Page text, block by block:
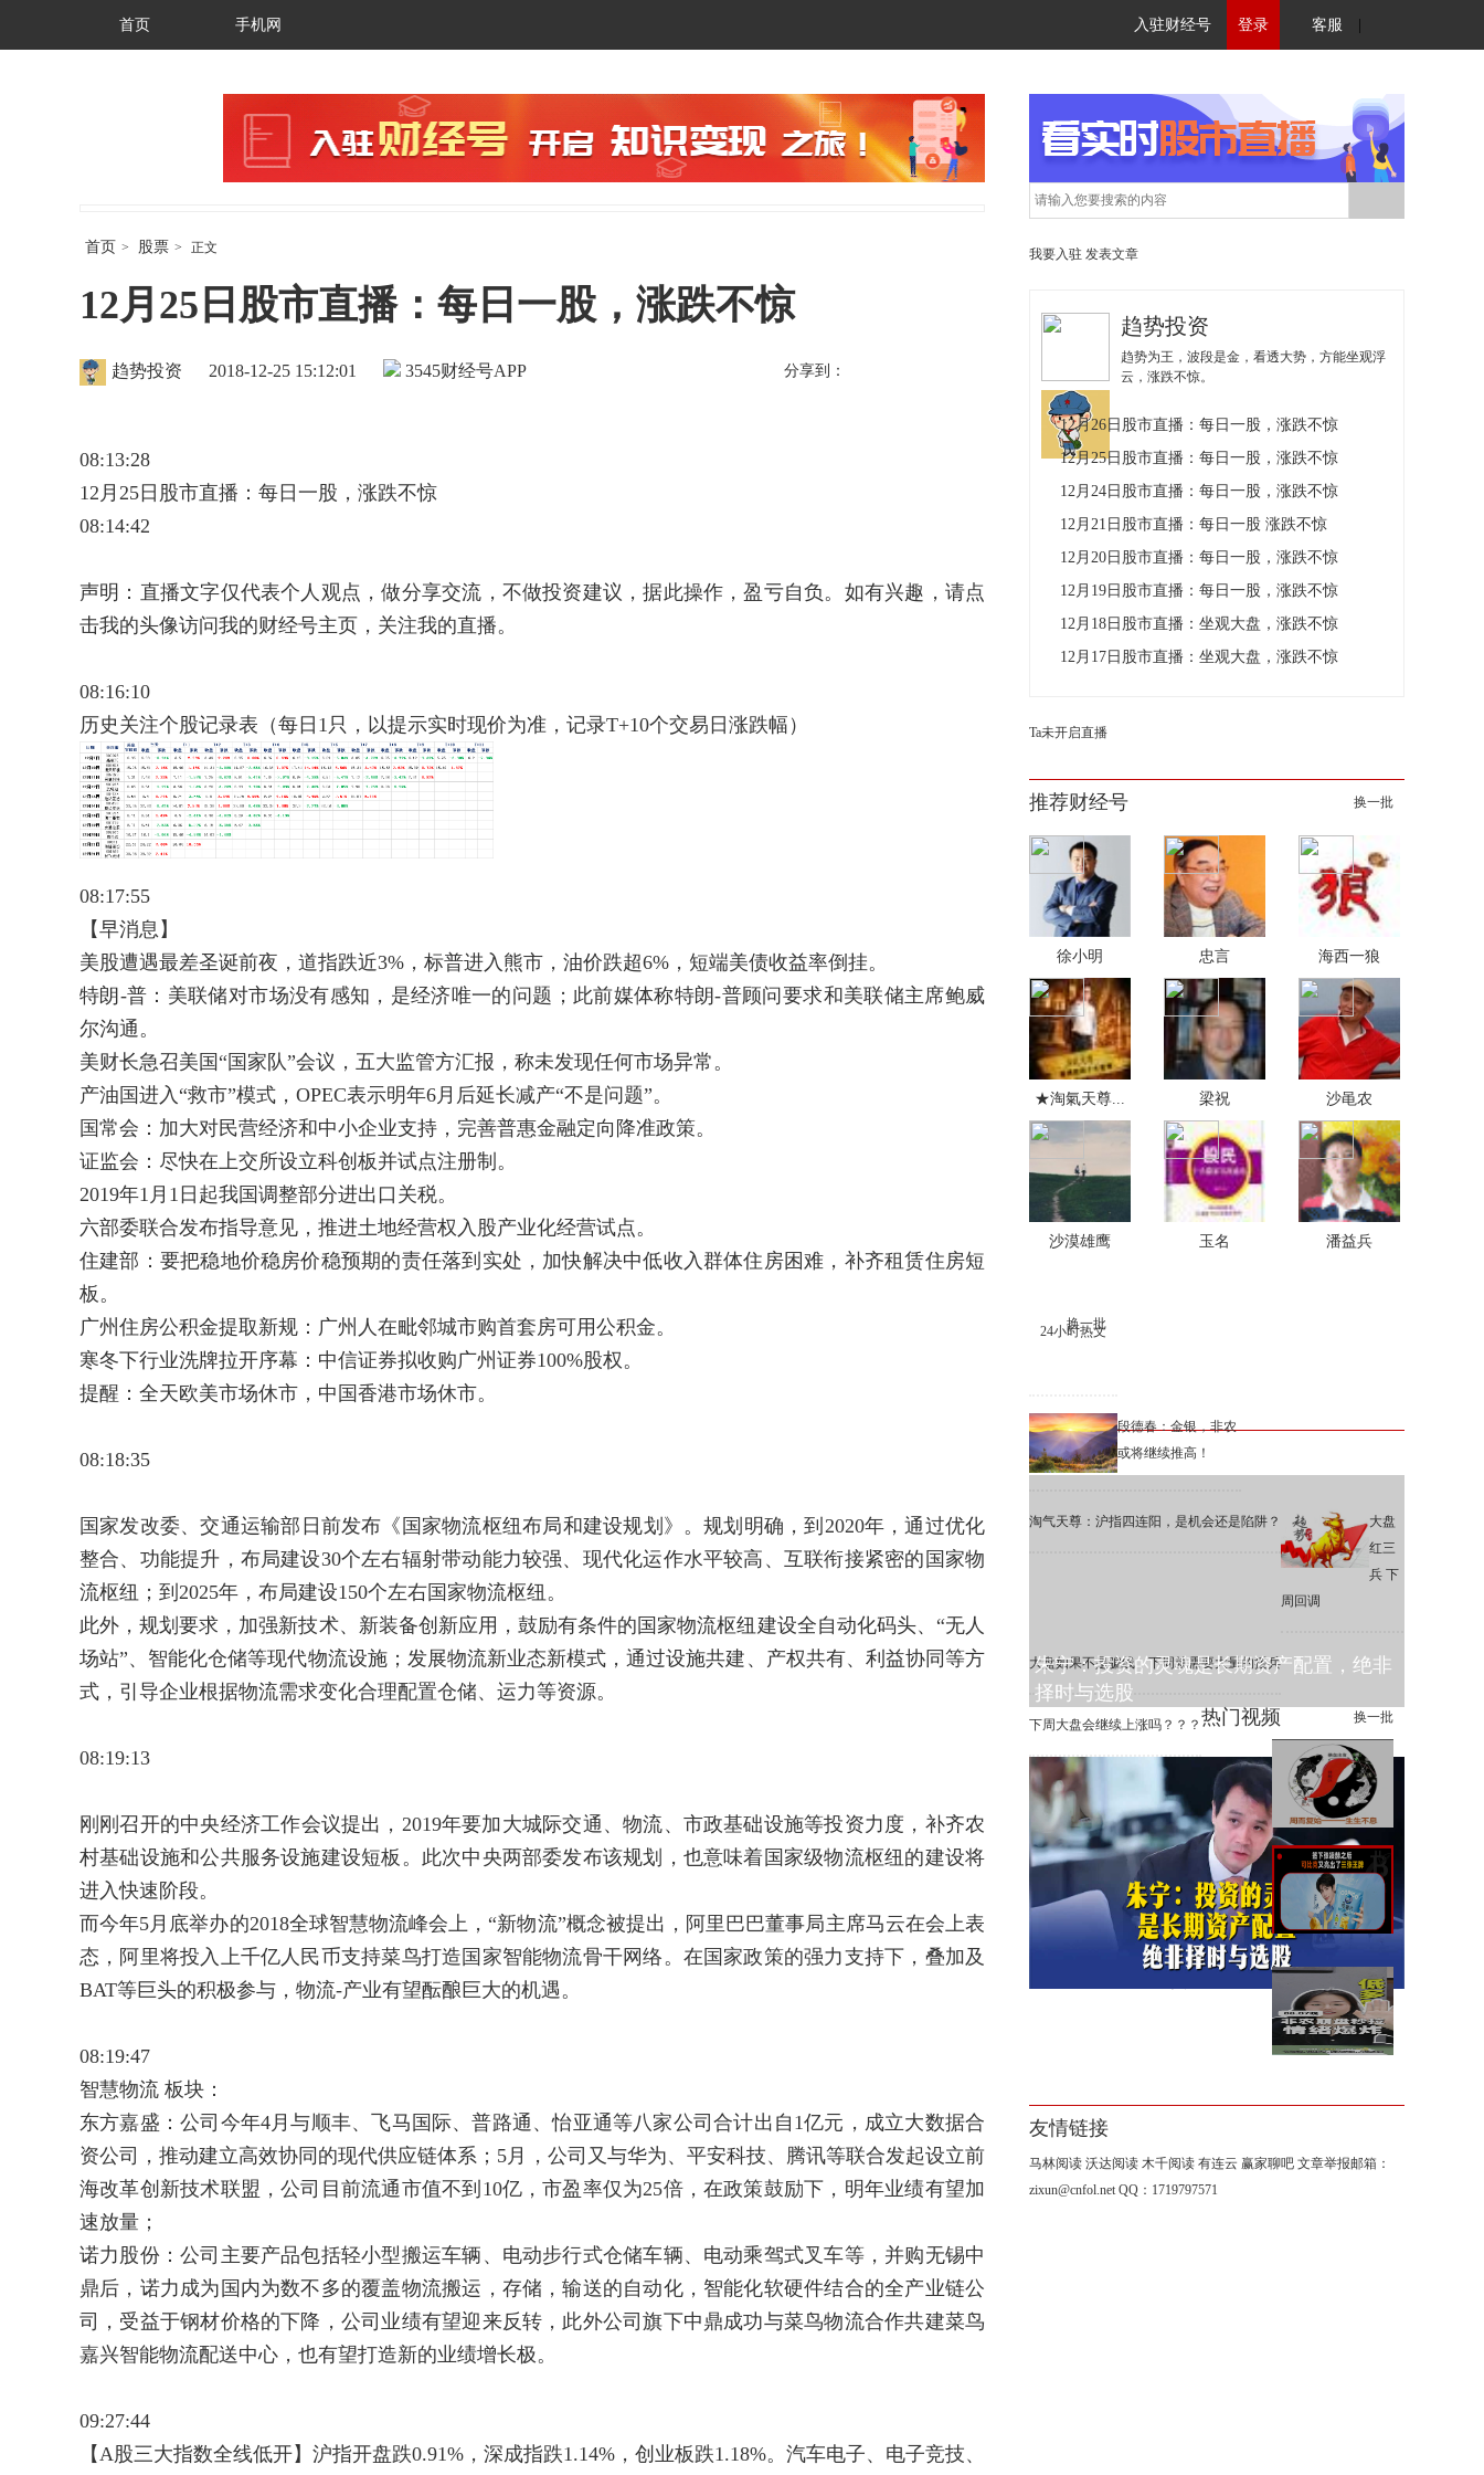
首页 手机网 入驻财经号 登录 客服
首页 > 股票 > 正文
12月25日股市直播：每日一股，涨跌不惊
财经号APP
趋势投资 2018-12-25 15:12:01 3545 分享到：
08:13:28
12月25日股市直播：每日一股，涨跌不惊
08:14:42
声明：直播文字仅代表个人观点，做分享交流，不做投资建议，据此操作，盈亏自负。如有兴趣，请点
击我的头像访问我的财经号主页，关注我的直播。
08:16:10
历史关注个股记录表（每日1只，以提示实时现价为准，记录T+10个交易日涨跌幅）
08:17:55
【早消息】
美股遭遇最差圣诞前夜，道指跌近3%，标普进入熊市，油价跌超6%，短端美债收益率倒挂。
特朗-普：美联储对市场没有感知，是经济唯一的问题；此前媒体称特朗-普顾问要求和美联储主席鲍威
尔沟通。
美财长急召美国“国家队”会议，五大监管方汇报，称未发现任何市场异常。
产油国进入“救市”模式，OPEC表示明年6月后延长减产“不是问题”。
国常会：加大对民营经济和中小企业支持，完善普惠金融定向降准政策。
证监会：尽快在上交所设立科创板并试点注册制。
2019年1月1日起我国调整部分进出口关税。
六部委联合发布指导意见，推进土地经营权入股产业化经营试点。
住建部：要把稳地价稳房价稳预期的责任落到实处，加快解决中低收入群体住房困难，补齐租赁住房短
板。
广州住房公积金提取新规：广州人在毗邻城市购首套房可用公积金。
寒冬下行业洗牌拉开序幕：中信证券拟收购广州证券100%股权。
提醒：全天欧美市场休市，中国香港市场休市。
08:18:35
国家发改委、交通运输部日前发布《国家物流枢纽布局和建设规划》。规划明确，到2020年，通过优化
整合、功能提升，布局建设30个左右辐射带动能力较强、现代化运作水平较高、互联衔接紧密的国家物
流枢纽；到2025年，布局建设150个左右国家物流枢纽。
此外，规划要求，加强新技术、新装备创新应用，鼓励有条件的国家物流枢纽建设全自动化码头、“无人
场站”、智能化仓储等现代物流设施；发展物流新业态新模式，通过设施共建、产权共有、利益协同等方
式，引导企业根据物流需求变化合理配置仓储、运力等资源。
08:19:13
刚刚召开的中央经济工作会议提出，2019年要加大城际交通、物流、市政基础设施等投资力度，补齐农
村基础设施和公共服务设施建设短板。此次中央两部委发布该规划，也意味着国家级物流枢纽的建设将
进入快速阶段。
而今年5月底举办的2018全球智慧物流峰会上，“新物流”概念被提出，阿里巴巴董事局主席马云在会上表
态，阿里将投入上千亿人民币支持菜鸟打造国家智能物流骨干网络。在国家政策的强力支持下，叠加及
BAT等巨头的积极参与，物流-产业有望酝酿巨大的机遇。
08:19:47
智慧物流 板块：
东方嘉盛：公司今年4月与顺丰、飞马国际、普路通、怡亚通等八家公司合计出自1亿元，成立大数据合
资公司，推动建立高效协同的现代供应链体系；5月，公司又与华为、平安科技、腾讯等联合发起设立前
海改革创新技术联盟，公司目前流通市值不到10亿，市盈率仅为25倍，在政策鼓励下，明年业绩有望加
速放量；
诺力股份：公司主要产品包括轻小型搬运车辆、电动步行式仓储车辆、电动乘驾式叉车等，并购无锡中
鼎后，诺力成为国内为数不多的覆盖物流搬运，存储，输送的自动化，智能化软硬件结合的全产业链公
司，受益于钢材价格的下降，公司业绩有望迎来反转，此外公司旗下中鼎成功与菜鸟物流合作共建菜鸟
嘉兴智能物流配送中心，也有望打造新的业绩增长极。
09:27:44
【A股三大指数全线低开】沪指开盘跌0.91%，深成指跌1.14%，创业板跌1.18%。汽车电子、电子竞技、
我要入驻 发表文章
趋势投资
趋势为王，波段是金，看透大势，方能坐观浮
云，涨跌不惊。
12月26日股市直播：每日一股，涨跌不惊
12月25日股市直播：每日一股，涨跌不惊
12月24日股市直播：每日一股，涨跌不惊
12月21日股市直播：每日一股 涨跌不惊
12月20日股市直播：每日一股，涨跌不惊
12月19日股市直播：每日一股，涨跌不惊
12月18日股市直播：坐观大盘，涨跌不惊
12月17日股市直播：坐观大盘，涨跌不惊
Ta未开启直播
推荐财经号 换一批
徐小明 忠言 海西一狼
★淘氣天尊... 梁祝 沙黾农
沙漠雄鹰 玉名 潘益兵
24小时热文
换一批
段德春：金银，非农
或将继续推高！
淘气天尊：沪指四连阳，是机会还是陷阱？
大盘
红三
兵 下
周回调
大盘如果不是骗线，下周就需要大量的援兵
下周大盘会继续上涨吗？？？ 热门视频 换一批
朱宁：投资的灵魂是长期资产配置，绝非
择时与选股
下周A股市场展望(8月8日)
签下张凌赫之后 可比克又亮出
了三张王牌
友情链接
马林阅读 沃达阅读 木千阅读 有连云 赢家聊吧 文章举报邮箱：
zixun@cnfol.net QQ：1719797571